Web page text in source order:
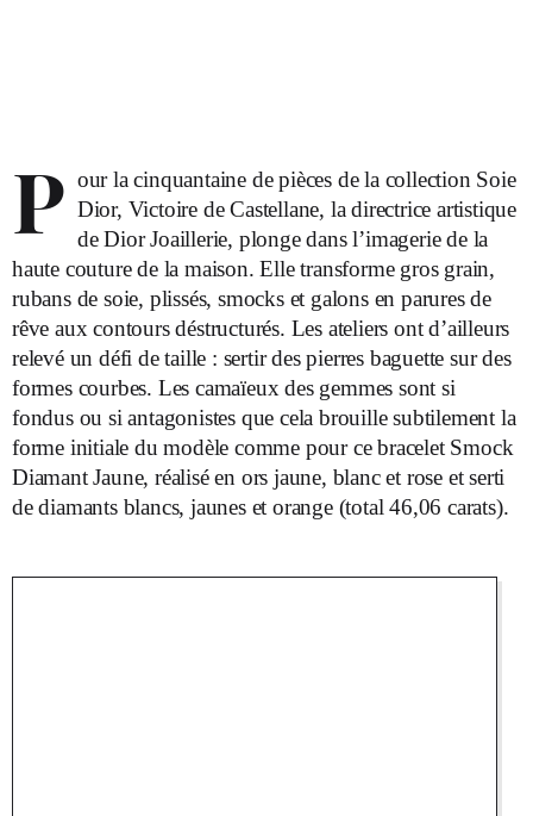
P our la cinquantaine de pièces de la collection Soie
Dior, Victoire de Castellane, la directrice artistique
de Dior Joaillerie, plonge dans l’imagerie de la
haute couture de la maison. Elle transforme gros grain,
rubans de soie, plissés, smocks et galons en parures de
rêve aux contours déstructurés. Les ateliers ont d’ailleurs
relevé un défi de taille : sertir des pierres baguette sur des
formes courbes. Les camaïeux des gemmes sont si
fondus ou si antagonistes que cela brouille subtilement la
forme initiale du modèle comme pour ce bracelet Smock
Diamant Jaune, réalisé en ors jaune, blanc et rose et serti
de diamants blancs, jaunes et orange (total 46,06 carats).